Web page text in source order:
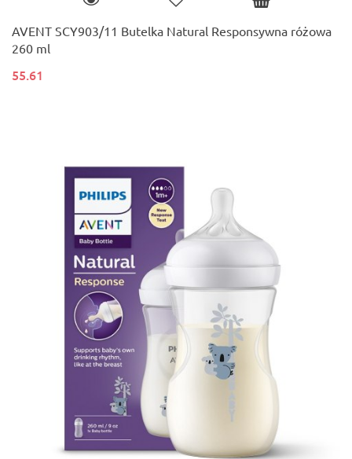
AVENT SCY903/11 Butelka Natural Responsywna różowa
260 ml
55.61